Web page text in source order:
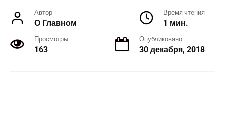
Автор
О Главном
Время чтения
1 мин.
Просмотры
163
Опубликовано
30 декабря, 2018